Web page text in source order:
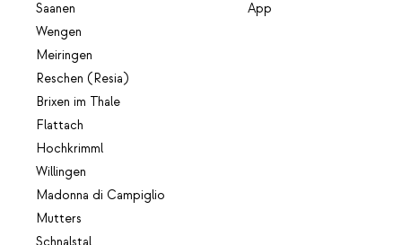
Saanen
Wengen
Meiringen
Reschen (Resia)
Brixen im Thale
Flattach
Hochkrimml
Willingen
Madonna di Campiglio
Mutters
App